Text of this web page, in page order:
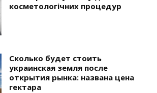
косметологічних процедур
Сколько будет стоить
украинская земля после
открытия рынка: названа цена
гектара